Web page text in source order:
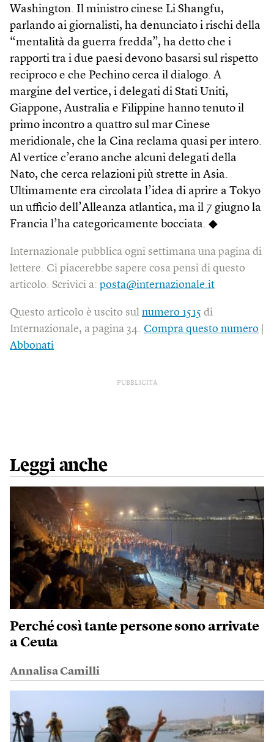
Washington. Il ministro cinese Li Shangfu,
parlando ai giornalisti, ha denunciato i rischi della
“mentalità da guerra fredda”, ha detto che i
rapporti tra i due paesi devono basarsi sul rispetto
reciproco e che Pechino cerca il dialogo. A
margine del vertice, i delegati di Stati Uniti,
Giappone, Australia e Filippine hanno tenuto il
primo incontro a quattro sul mar Cinese
meridionale, che la Cina reclama quasi per intero.
Al vertice c’erano anche alcuni delegati della
Nato, che cerca relazioni più strette in Asia.
Ultimamente era circolata l’idea di aprire a Tokyo
un ufficio dell’Alleanza atlantica, ma il 7 giugno la
Francia l’ha categoricamente bocciata. ◆
Internazionale pubblica ogni settimana una pagina di
lettere. Ci piacerebbe sapere cosa pensi di questo
articolo. Scrivici a: posta@internazionale.it
Questo articolo è uscito sul numero 1515 di
Internazionale, a pagina 34. Compra questo numero
Abbonati
PUBBLICITÀ
Leggi anche
Perché così tante persone sono arrivate
a Ceuta
Annalisa Camilli